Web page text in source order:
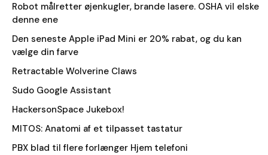
Robot målretter øjenkugler, brande lasere. OSHA vil elske
denne ene
Den seneste Apple iPad Mini er 20% rabat, og du kan
vælge din farve
Retractable Wolverine Claws
Sudo Google Assistant
HackersonSpace Jukebox!
MITOS: Anatomi af et tilpasset tastatur
PBX blad til flere forlænger Hjem telefoni